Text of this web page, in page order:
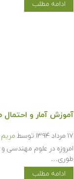
ادامه مطلب
آموزش آمار و
۱۷ مرداد ۱۳۹۴ توسط مریم
امروزه در علوم مهندسی
طوری…
ادامه مطلب